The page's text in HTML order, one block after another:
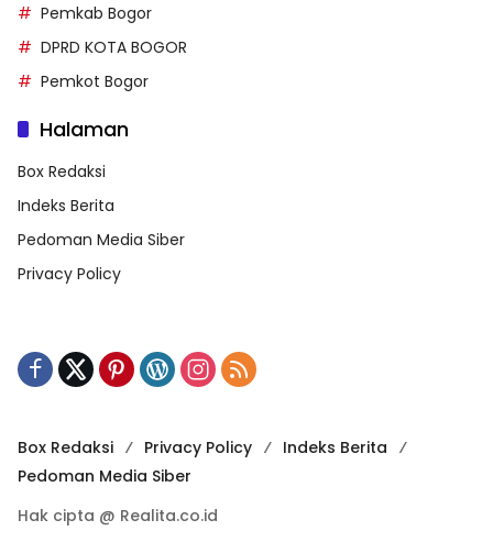
Pemkab Bogor
DPRD KOTA BOGOR
Pemkot Bogor
Halaman
Box Redaksi
Indeks Berita
Pedoman Media Siber
Privacy Policy
Box Redaksi Privacy Policy
Indeks Berita
Pedoman Media Siber
Hak cipta @ Realita.co.id